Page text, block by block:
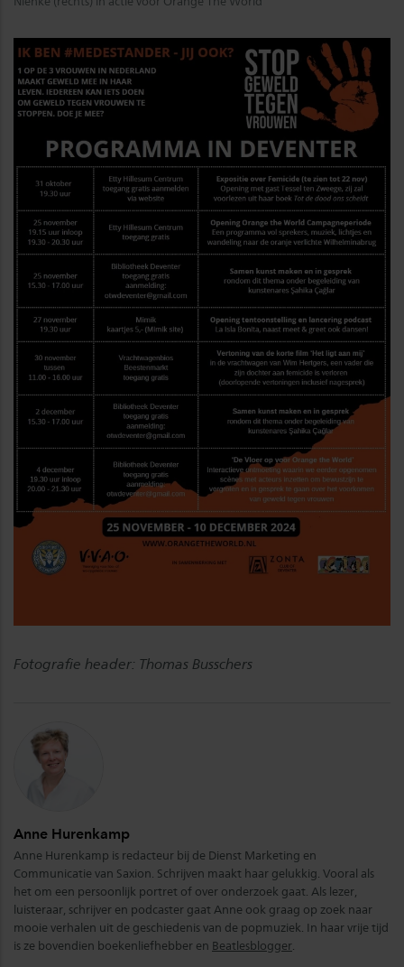
Fotografie header: Thomas Busschers
Anne Hurenkamp
Anne Hurenkamp is redacteur bij de Dienst Marketing en
Communicatie van Saxion. Schrijven maakt haar gelukkig. Vooral als
het om een persoonlijk portret of over onderzoek gaat. Als lezer,
luisteraar, schrijver en podcaster gaat Anne ook graag op zoek naar
mooie verhalen uit de geschiedenis van de popmuziek. In haar vrije tijd
is ze bovendien boekenliefhebber en Beatlesblogger